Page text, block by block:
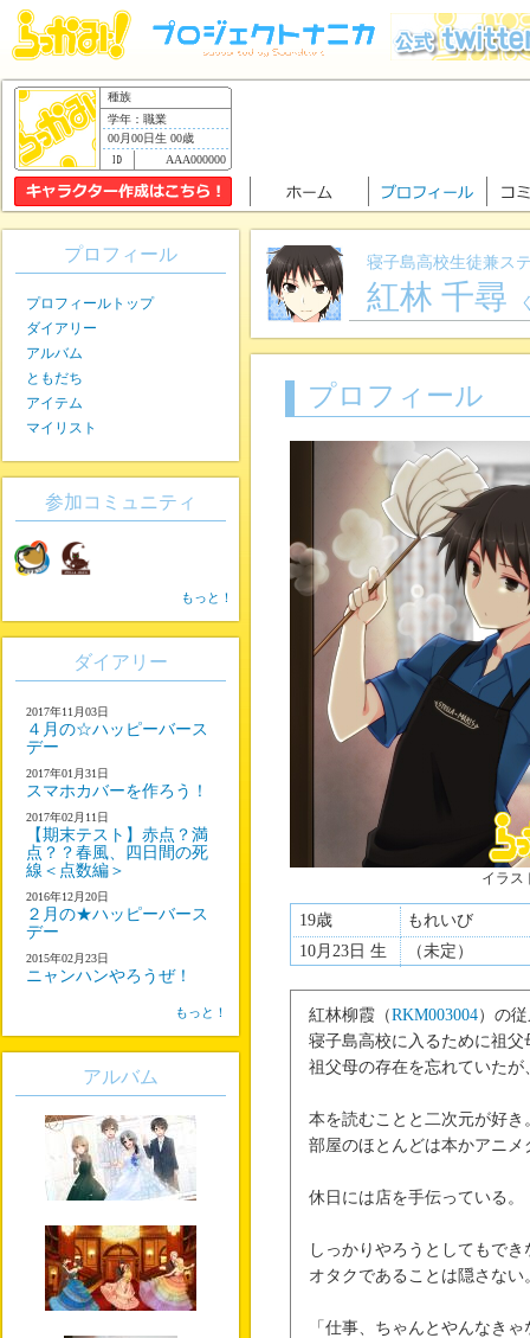
種族
学年：職業
00月00日生 00歳
AAA000000
寝子島高校生徒兼ス
紅林 千尋
プロフィール
イラス
19歳
もれいび
10月23日 生
（未定）
紅林柳霞（RKM003004）の
寝子島高校に入るために祖
祖父母の存在を忘れていた
本を読むことと二次元が好き
部屋のほとんどは本かアニメ
休日には店を手伝っている。
しっかりやろうとしてもで
オタクであることは隠さない
「仕事、ちゃんとやんなきゃ
プロフィール
プロフィールトップ
ダイアリー
アルバム
ともだち
アイテム
マイリスト
参加コミュニティ
もっと！
ダイアリー
2017年11月03日
４月の☆ハッピーバース
デー
2017年01月31日
スマホカバーを作ろう！
2017年02月11日
【期末テスト】赤点？満
点？？春風、四日間の死
線＜点数編＞
2016年12月20日
２月の★ハッピーバース
デー
2015年02月23日
ニャンハンやろうぜ！
もっと！
アルバム